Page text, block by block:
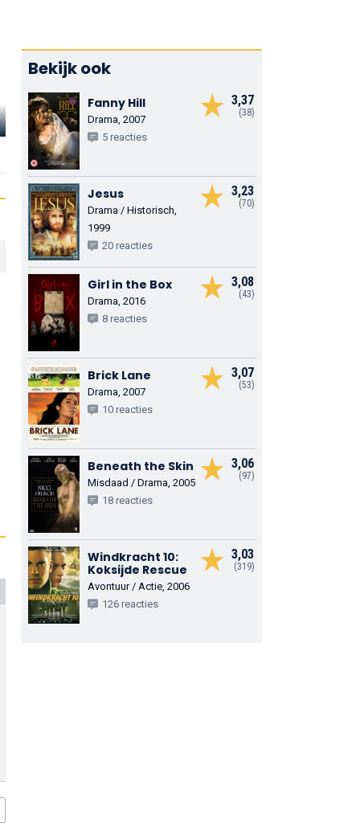
Benz Antoine
Mark
Norm Berketa
Bekijk ook
3,37
(38)
Fanny Hill
Drama, 2007
5 reacties
3,23
(70)
Jesus
Drama / Historisch,
1999
20 reacties
3,08
(43)
Girl in the Box
Drama, 2016
8 reacties
3,07
(53)
Brick Lane
Drama, 2007
10 reacties
3,06
(97)
Beneath the Skin
Misdaad / Drama, 2005
18 reacties
3,03
(319)
Windkracht 10:
Koksijde Rescue
Avontuur / Actie, 2006
126 reacties